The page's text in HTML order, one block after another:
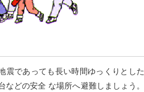
震であっても長い時間ゆっくりとした
どの安全 な場所へ避難しましょう。